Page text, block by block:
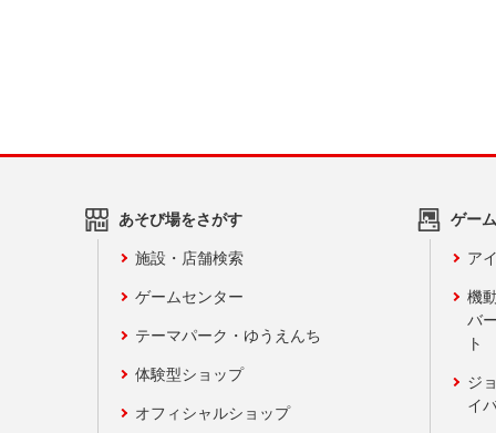
あそび場をさがす
施設・店舗検索
ゲームセンター
テーマパーク・ゆうえんち
体験型ショップ
オフィシャルショップ
ゲー
ア
機
バ
ト
ジ
イ